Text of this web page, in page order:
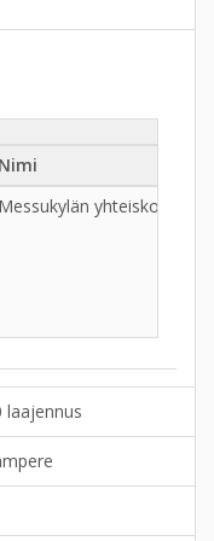
Nimi
Messukylän yhteiskoulu -
laajennus